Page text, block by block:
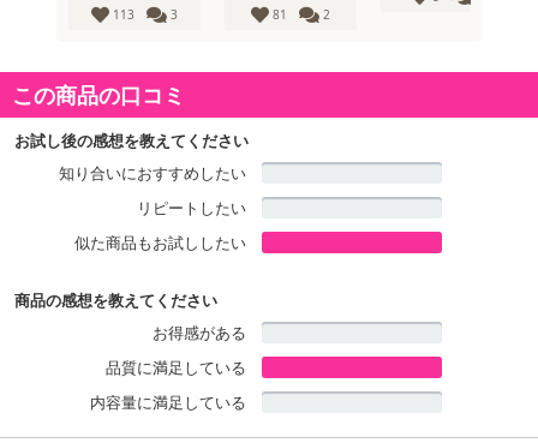
前にご登録住所のご確認をお願いいたします。
合
・表札と宛名が異なる場合
※長期不在や住所不備により受け取りができなかった場合、再送い
たしかねます。
■パッケージ変更や商品リニューアル(成分など含む)等により、参考
の掲載画像や画像内のバーコードなど、お届け商品と多少異なる場
合がございます。
了により、商品詳細内に記載の原産国・原材料の表記が旧表記の場
あらかじめご了承いただいた上でお申込みください。なお、本理由
によるお申込み後のキャンセル・返品交換は対応いたしかねます。
113
3
81
2
この商品の口コミ
お試し後の感想を教えてください
知り合いにおすすめしたい
リピートしたい
似た商品もお試ししたい
商品の感想を教えてください
お得感がある
品質に満足している
内容量に満足している